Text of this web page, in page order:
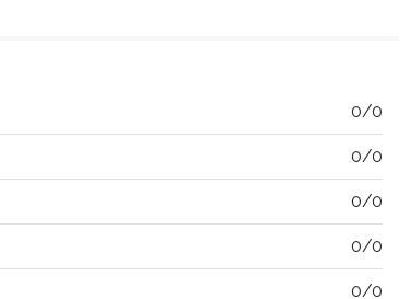
0/0
0/0
0/0
0/0
0/0